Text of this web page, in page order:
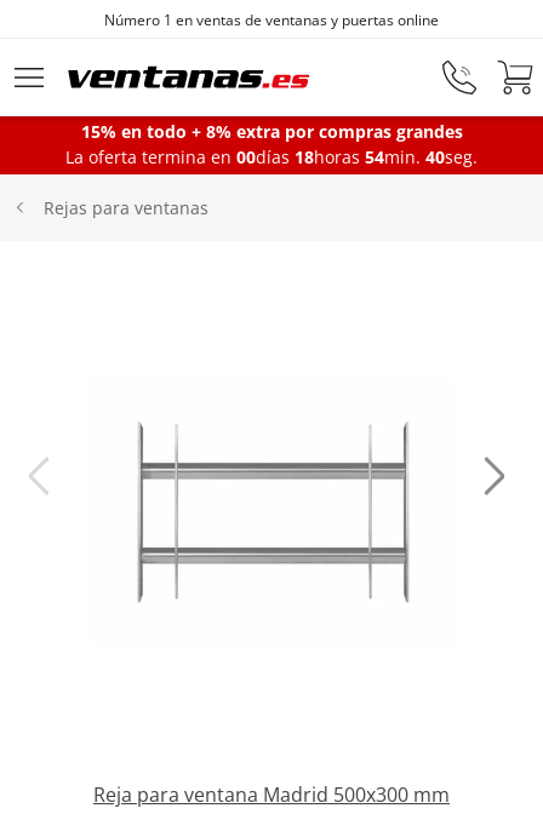
Ir al contenido principal
Número 1 en ventas de ventanas y puertas online
Ventanas
Puertas de garaje
Contacta con nosotros
15% en todo + 8% extra por compras grandes
La oferta termina en 00días 18horas 54min. 39seg.
Rejas para ventanas
Reja para ventana Madrid 500x300 mm